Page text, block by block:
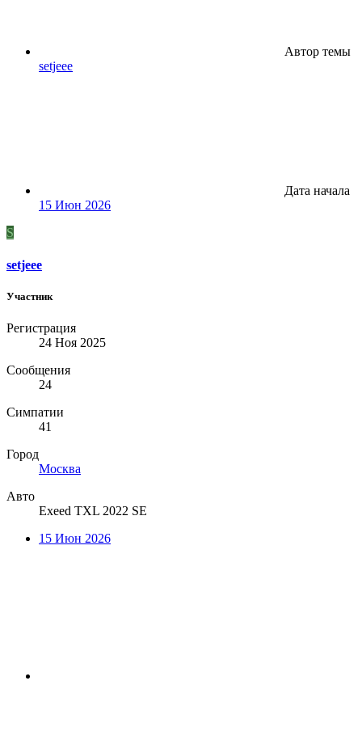
Автор темы
setjeee
Дата начала
15 Июн 2026
S
setjeee
Участник
Регистрация
24 Ноя 2025
Сообщения
24
Симпатии
41
Город
Москва
Авто
Exeed TXL 2022 SE
15 Июн 2026